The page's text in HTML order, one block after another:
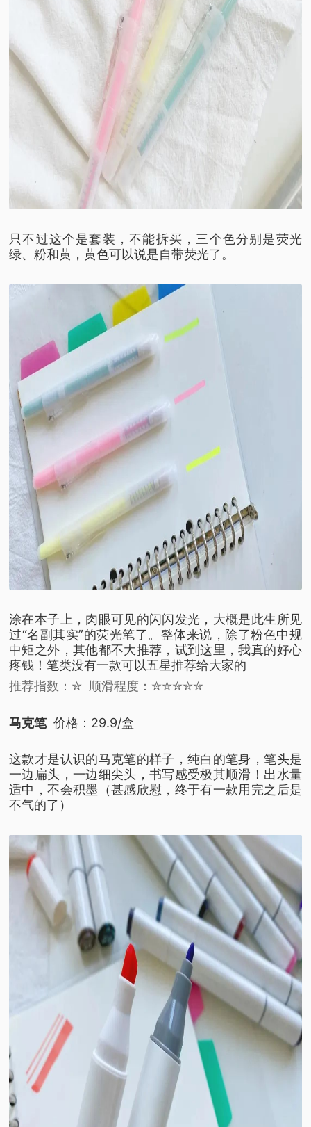
只不过这个是套装，不能拆买， 三个色分别是荧光
绿、粉和黄，黄色可以说是自带荧光了。
涂在本子上， 肉眼可见的闪闪发光， 大概是此生所见
过“名副其实”的荧光笔了。 整体来说， 除了粉色中规
中矩之外， 其他都不大推荐， 试到这里，我真的好心
疼钱！笔类没有一款可以五星推荐给大家的
推荐指数：✮ 顺滑程度：✮✮✮✮✮
马克笔 价格：29.9/盒
这款才是认识的马克笔的样子，纯白的笔身，笔头是
一边扁头，一边细尖头， 书写感受极其顺滑！ 出水量
适中，不会积墨 （甚感欣慰，终于有一款用完之后是
不气的了）